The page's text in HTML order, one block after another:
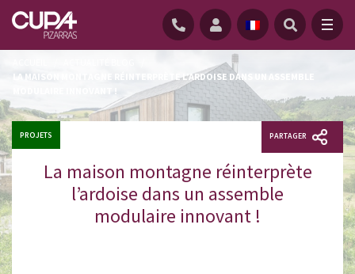
LA MAISON MONTAGNE RÉINTERPRÈTE L’ARDOISE DANS UN ASSEMBLE
MODULAIRE INNOVANT !
PROJETS PARTAGER
La maison montagne réinterprète
l’ardoise dans un assemble
modulaire innovant !